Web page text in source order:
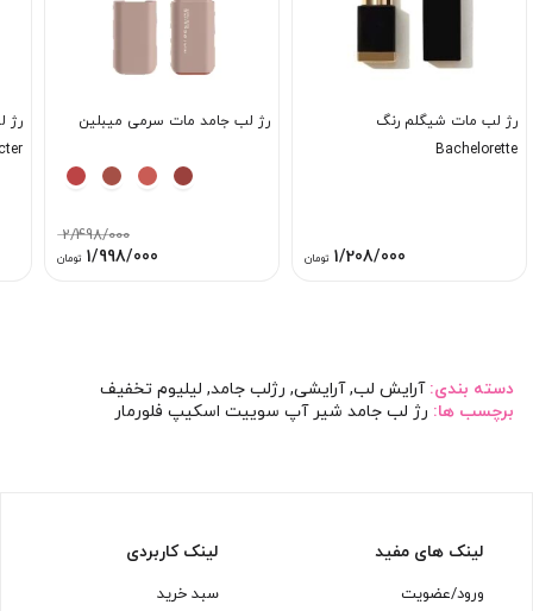
رژ لب مات شیگلم رنگ
Bachelorette
1/208/000 تومان
رژ لب جامد مات سرمی میبلین
2/498/000
قیمت
1/998/000 تومانقیمت
رژ
دسته بندی:آرایش لب,آرایشی, رژلب جامد, لیلیوم تخفیف
برچسب ها: رژ لب جامد شیر آپ سوییت اسکیپ فلورمار
لینک های مفید
ورود/عضویت
لینک کاربردی
سبد خرید